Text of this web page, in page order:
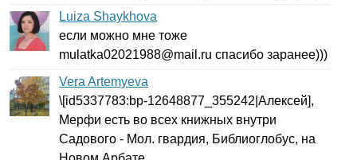
Luiza Shaykhova
если можно мне тоже
mulatka02021988@mail .ru спасибо заранее)))
Vera Artemyeva
\[id5337783:bp-12648877_355242|Алексей],
Мерфи есть во всех книжных внутри
Садового - Мол. гвардия, Библиоглобус, на